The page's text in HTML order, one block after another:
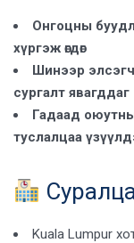
Онгоцны
хүргэж өгдөг
Шинээр
сургалт явагддаг
Гадаад
туслалцаа
Kuala Lumpur